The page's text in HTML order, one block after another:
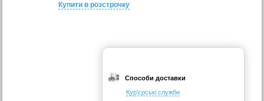
Купити в розстрочку
Способи доставки
Кур'єрські служби